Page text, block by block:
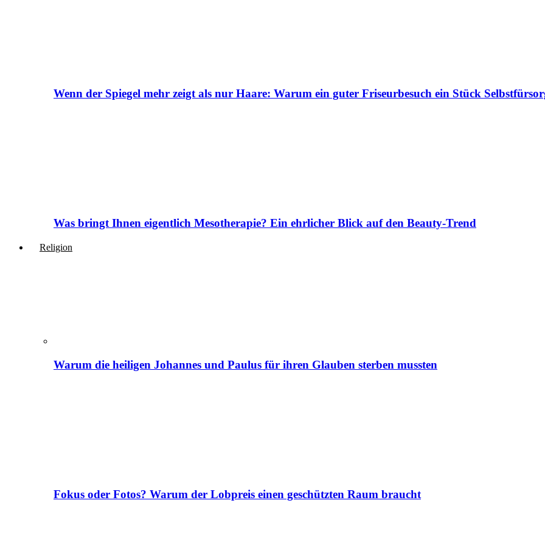
Wenn der Spiegel mehr zeigt als nur Haare: Warum ein guter Friseurbesuch ein Stück
Was bringt Ihnen eigentlich Mesotherapie? Ein ehrlicher Blick auf den Beauty-Trend
Religion
Warum die heiligen Johannes und Paulus für ihren Glauben sterben mussten
Fokus oder Fotos? Warum der Lobpreis einen geschützten Raum braucht